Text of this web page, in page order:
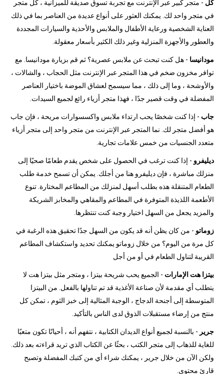
كل - متجر كبير عبر الإنترنت مع تجربة تسوق صديقة للميزانية ، كل متجر
في متجر واحد لك. يمكنك العثور على أنواع عديدة من العناصر بما في ذلك
العناية الشخصية ورعاية الأطفال والملابس والأحذية والسيارات المجددة
والعطور والأجهزة المنزلية وغير ذلك الكثير بأسعار معقولة.
مودانيسا - هل كنت تبحث عن ملابس عصرية؟ ثم قم بزيارة مودانيسا. مع
توافر مخزون ضخم في هذا المتجر عبر الإنترنت مثل الحجاب ، والشالات ،
والأوشحة ، وما إلى ذلك ، مما سيسمح لعشاق الموضة باختيار العناصر
المفضلة في وقت قصير جدًا ، فهذا متجر أزياء رائع لجميع السيدات.
جاب - إذا كنت شخصًا يحب ارتداء ملابس واكسسوارات مريحة ، فإن جاب
هو أفضل متجر لك. نما المتجر عبر الإنترنت من متجر واحد إلى متجر أزياء
متعدد الجنسيات من خمس علامات تجارية.
ديليفرو - إذا كنت ترغب في الحصول على شخص يقدم طعامًا صحيًا إلى
منزلك مباشرة ، فإن ديليفرو هنا من أجلك. يمكن أن تسمح خدمة طلب
الطعام المتنقلة هذه بطلب أسهل لمنزلك من المطاعم المختارة. تنوع
الأطعمة اللذيذة المتوفرة في المطاعم والمقاهي والمخابز الشريكة
والمزيد يجعل من السهل اختيار وجبة كنت تنتظرها.
زوماتو - من كان يظن أنه قد يكون من السهل جدًا تحقيق هذه الرغبة في
كل مرة من اليوم؟ من خلال زوماتو يمكنك تحديد واستكشاف المطاعم
القريبة لتناول الطعام في أو من أجل
بيتزا هت الإمارات - الجميع يحب شريحة بيتزا ، ومتجر مثل بيتزا هت لا
يتطلب أي مقدمة لأن صناعة الأغذية قد تم تناولها بالفعل. من البيتزا
المتوسطة إلى أجنحة الدجاج ، الوجبة المثالية إلى خبز الثوم ، تمكن كل
منتج من إرضاء مستقبلات الذوق لدى الناس بالتأكيد.
جرير - بالنسبة لجميع أنواع الديدان الكتابية ، نتفهم أنه ، أحيانًا تكون متعبًا
للغاية للذهاب إلى متجر الكتب ، بحثًا عن الكتاب الذي تريد قراءته بعد ذلك.
ولكن الآن من خلال جرير ، يمكنك شراء أي من كتبك المفضلة وتصبح
قارئ محتوى.